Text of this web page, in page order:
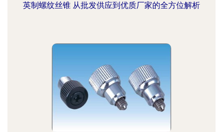
英制螺纹丝锥 从批发供应到优质厂家的全方位解析